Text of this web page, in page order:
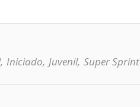
Iniciado, Juvenil, Super Sprint